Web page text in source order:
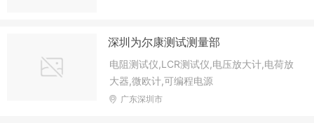
深圳为尔康测试测量部
电阻测试仪,LCR测试仪,电压放大计,电荷放
大器,微欧计,可编程电源
广东深圳市